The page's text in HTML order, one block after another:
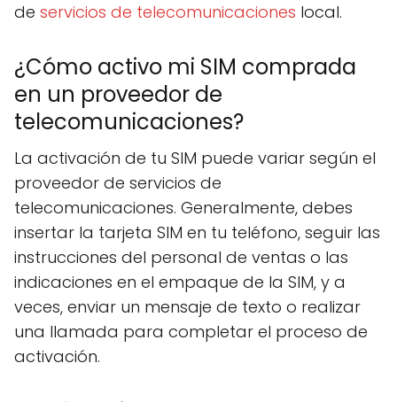
de servicios de telecomunicaciones local.
¿Cómo activo mi SIM comprada
en un proveedor de
telecomunicaciones?
La activación de tu SIM puede variar según el
proveedor de servicios de
telecomunicaciones. Generalmente, debes
insertar la tarjeta SIM en tu teléfono, seguir las
instrucciones del personal de ventas o las
indicaciones en el empaque de la SIM, y a
veces, enviar un mensaje de texto o realizar
una llamada para completar el proceso de
activación.